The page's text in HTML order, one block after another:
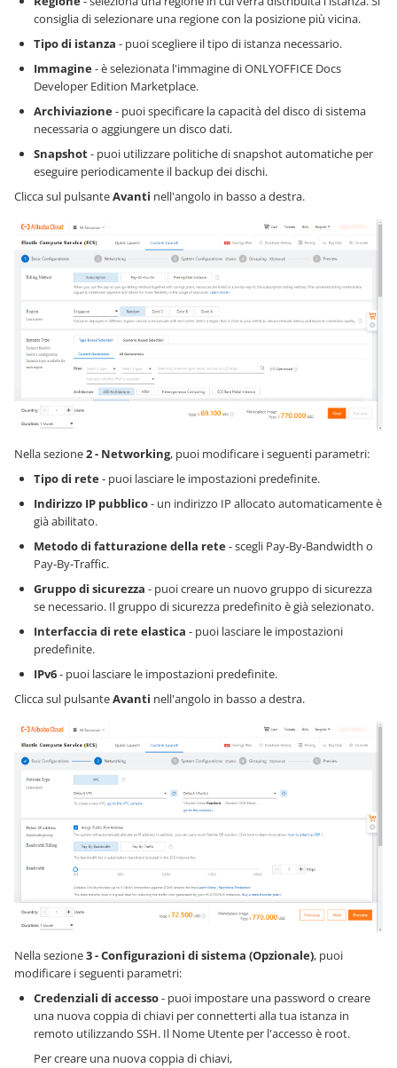
consiglia di selezionare una regione con la posizione più vicina.
Tipo di istanza - puoi scegliere il tipo di istanza necessario.
Immagine- è selezionata l'immagine di ONLYOFFICE Docs
Developer Edition Marketplace.
Archiviazione- puoi specificare la capacità del disco di sistema
necessaria o aggiungere un disco dati.
Snapshot- puoi utilizzare politiche di snapshot automatiche per
eseguire periodicamente il backup dei dischi.
Clicca sul pulsanteAvanti nell'angolo in basso a destra.
Nella sezione2 - Networking, puoi modificare i seguenti parametri:
Tipo di rete- puoi lasciare le impostazioni predefinite.
Indirizzo IP pubblico- un indirizzo IP allocato automaticamente è
già abilitato.
Metodo di fatturazione della rete- scegli Pay-By-Bandwidth o
Pay-By-Traffic.
Gruppo di sicurezza - puoi creare un nuovo gruppo di sicurezza
se necessario. Il gruppo di sicurezza predefinito è già selezionato.
Interfaccia di rete elastica - puoi lasciare le impostazioni
predefinite.
IPv6- puoi lasciare le impostazioni predefinite.
Clicca sul pulsanteAvanti nell'angolo in basso a destra.
Nella sezione3 - Configurazioni di sistema (Opzionale), puoi
modificare i seguenti parametri:
Credenziali di accesso- puoi impostare una password o creare
una nuova coppia di chiavi per connetterti alla tua istanza in
remoto utilizzando SSH. Il Nome Utente per l'accesso è root.
Per creare una nuova coppia di chiavi,